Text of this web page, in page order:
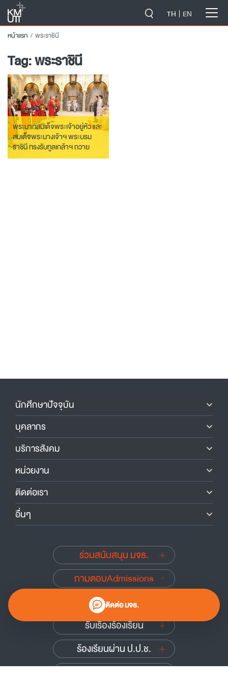
TH EN
หน้าแรก พระราชินี
Tag:พระราชินี
พระบาทสมเด็จพระเจ้าอยู่หัว และ
สมเด็จพระนางเจ้าฯ พระบรม
ราชินี ทรงรับทูลเกล้าฯ ถวาย
ปริญญาปรัชญาดุษฎีบัณฑิต
ติดต่อ มจธ.
นักศึกษาปัจจุบัน
บุคลากร
บริการสังคม
หน่วยงาน
ติดต่อเรา
อื่นๆ
ร่วมสนับสนุน มจธ.
ถามตอบAdmissions
นักศึกษาเก่าสัมพันธ์
รับเรื่องร้องเรียน
ร้องเรียนผ่าน ป.ป.ช.